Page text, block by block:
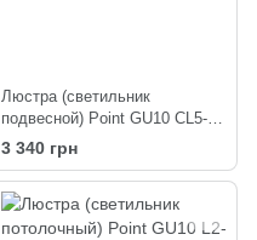
Люстра (светильник
подвесной) Point GU10 СL5-
1100 Black
3 340 грн